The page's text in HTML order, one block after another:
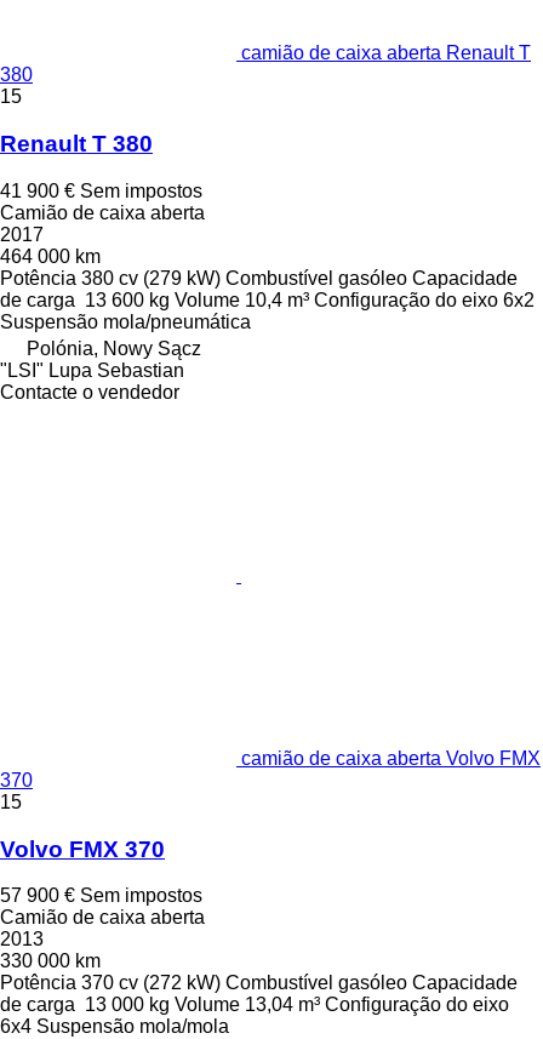
camião de caixa aberta Renault T
380
15
Renault T 380
41 900 € Sem impostos
Camião de caixa aberta
2017
464 000 km
Potência 380 cv (279 kW) Combustível gasóleo Capacidade
de carga 13 600 kg Volume 10,4 m³ Configuração do eixo 6x2
Suspensão mola/pneumática
Polónia, Nowy Sącz
"LSI" Lupa Sebastian
Contacte o vendedor
camião de caixa aberta Volvo FMX
370
15
Volvo FMX 370
57 900 € Sem impostos
Camião de caixa aberta
2013
330 000 km
Potência 370 cv (272 kW) Combustível gasóleo Capacidade
de carga 13 000 kg Volume 13,04 m³ Configuração do eixo
6x4 Suspensão mola/mola